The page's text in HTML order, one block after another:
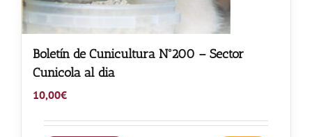
Boletín de Cunicultura Nº200 – Sector
Cunicola al dia
10,00€